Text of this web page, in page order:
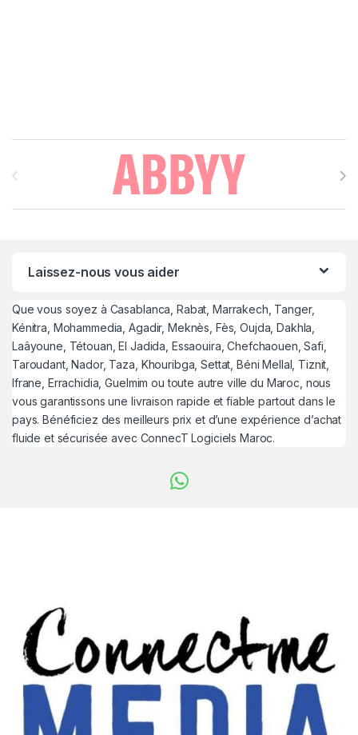
Brands Carousel
Laissez-nous vous aider
Que vous soyez à Casablanca, Rabat, Marrakech, Tanger,
Kénitra, Mohammedia, Agadir, Meknès, Fès, Oujda, Dakhla,
Laâyoune, Tétouan, El Jadida, Essaouira, Chefchaouen, Safi,
Taroudant, Nador, Taza, Khouribga, Settat, Béni Mellal, Tiznit,
Ifrane, Errachidia, Guelmim ou toute autre ville du Maroc, nous
vous garantissons une livraison rapide et fiable partout dans le
pays. Bénéficiez des meilleurs prix et d’une expérience d’achat
fluide et sécurisée avec ConnecT Logiciels Maroc.